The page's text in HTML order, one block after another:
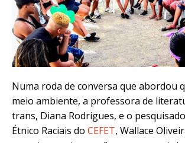
Numa roda de conversa que abordou
meio ambiente, a professora de
trans, Diana Rodrigues, e o
Étnico Raciais do CEFET, Wallace